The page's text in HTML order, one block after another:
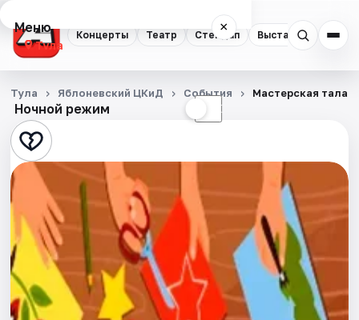
Концерты Театр Стендап Выставки
Меню ×
Тула
Концерты
Театр
Стендап
Выставки
Квесты
Экскурсии
Спорт
Ночной режим ☾
Тула Яблоневский ЦКиД События Мастерская